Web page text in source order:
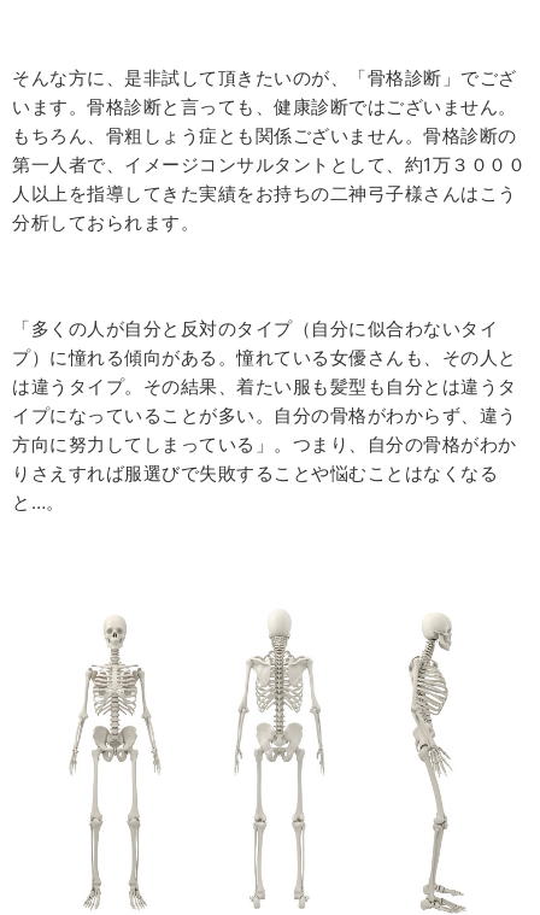
そんな方に、是非試して頂きたいのが、「骨格診断」でござ
います。骨格診断と言っても、健康診断ではございません。
もちろん、骨粗しょう症とも関係ございません。骨格診断の
第一人者で、イメージコンサルタントとして、約1万３０００
人以上を指導してきた実績をお持ちの二神弓子様さんはこう
分析しておられます。
「多くの人が自分と反対のタイプ（自分に似合わないタイ
プ）に憧れる傾向がある。憧れている女優さんも、その人と
は違うタイプ。その結果、着たい服も髪型も自分とは違うタ
イプになっていることが多い。自分の骨格がわからず、違う
方向に努力してしまっている」。つまり、自分の骨格がわか
りさえすれば服選びで失敗することや悩むことはなくなる
と…。